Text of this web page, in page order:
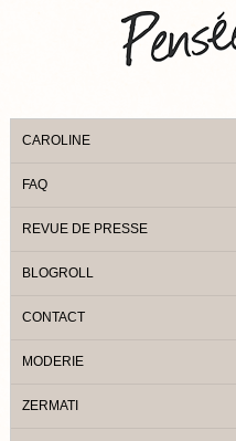
CAROLINE
FAQ
REVUE DE PRESSE
BLOGROLL
CONTACT
MODERIE
ZERMATI